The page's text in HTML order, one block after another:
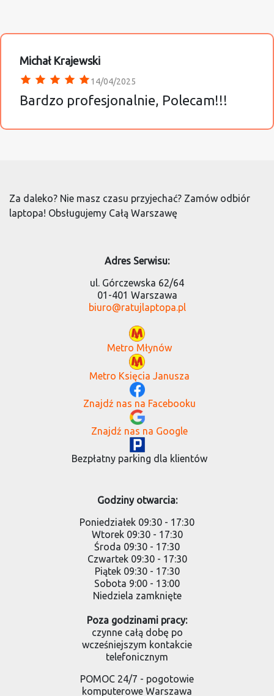
Michał Krajewski
14/04/2025
Bardzo profesjonalnie, Polecam!!!
Za daleko? Nie masz czasu przyjechać? Zamów odbiór
laptopa! Obsługujemy Całą Warszawę
Adres Serwisu:
ul. Górczewska 62/64
01-401 Warszawa
biuro@ratujlaptopa.pl
Metro Młynów
Metro Księcia Janusza
Znajdź nas na Facebooku
Znajdź nas na Google
Bezpłatny parking dla klientów
Godziny otwarcia:
Poniedziałek 09:30 - 17:30
Wtorek 09:30 - 17:30
Środa 09:30 - 17:30
Czwartek 09:30 - 17:30
Piątek 09:30 - 17:30
Sobota 9:00 - 13:00
Niedziela zamknięte
Poza godzinami pracy:
czynne całą dobę po
wcześniejszym kontakcie
telefonicznym
POMOC 24/7 - pogotowie
komputerowe Warszawa